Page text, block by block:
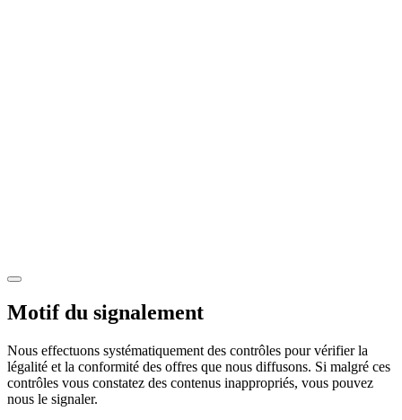
Motif du signalement
Nous effectuons systématiquement des contrôles pour vérifier la
légalité et la conformité des offres que nous diffusons. Si malgré ces
contrôles vous constatez des contenus inappropriés, vous pouvez
nous le signaler.